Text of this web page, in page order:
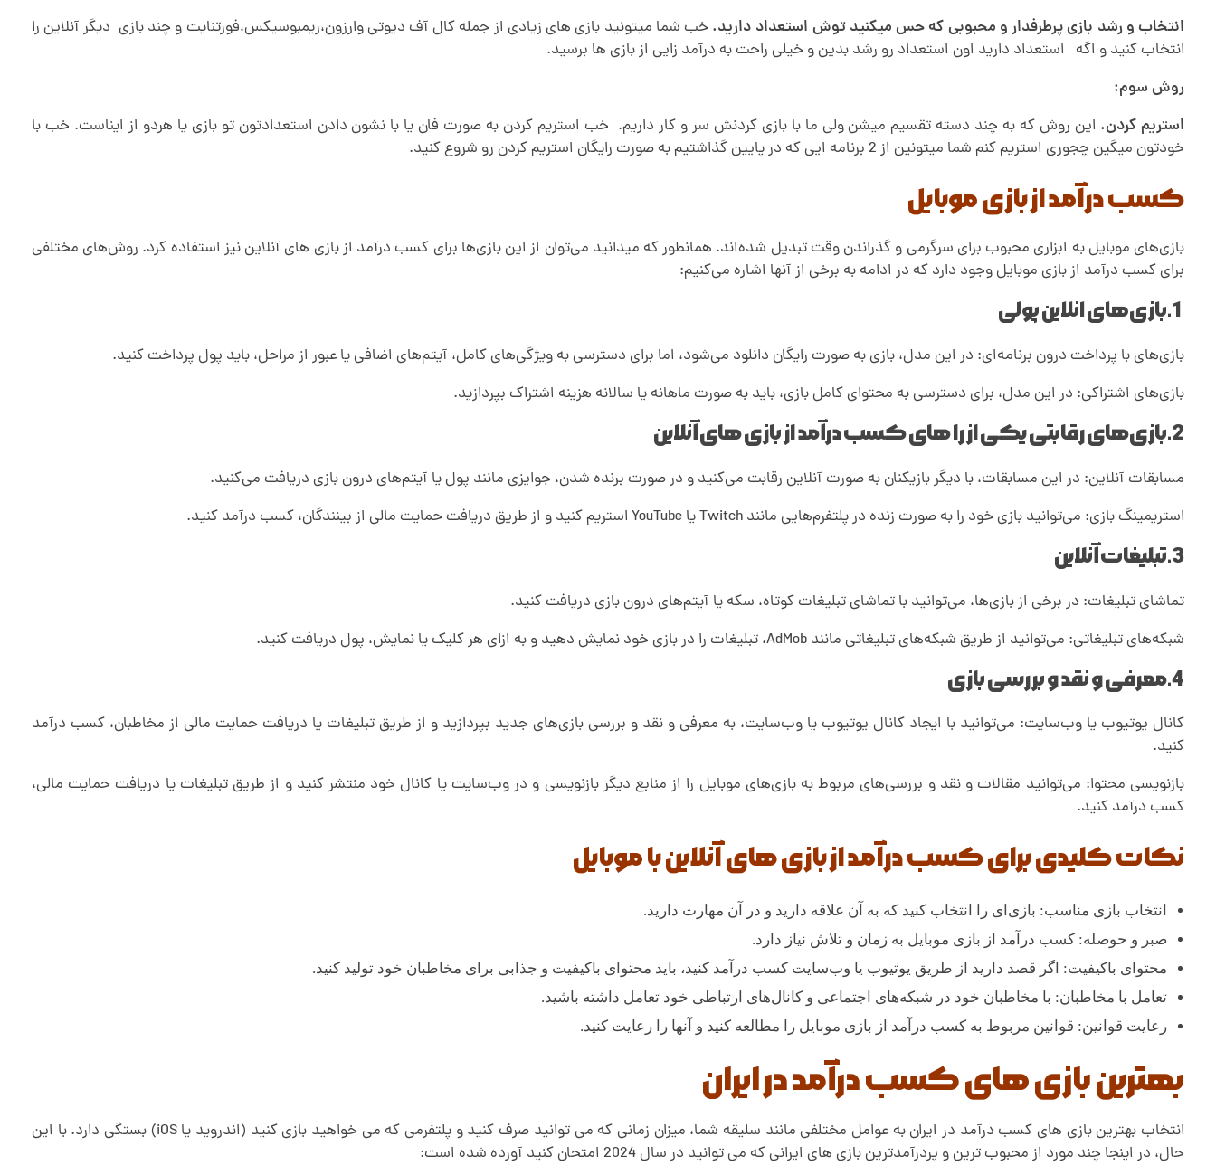
ا
ز
ی
ه
ا
ی
آ
ن
ل
ا
ی
ن
انتخاب و رشد بازی پرطرفدار و محبوبی که حس میکنید توش استعداد دارید. خب شما میتونید بازی های زیادی از جمله کال آف دیوتی وارزون،ریمبوسیکس،فورتنایت و چند بازی دیگر آنلاین را
انتخاب کنید و اگه استعداد دارید اون استعداد رو رشد بدین و خیلی راحت به درآمد زایی از بازی ها برسید.
روش سوم:
استریم کردن. این روش که به چند دسته تقسیم میشن ولی ما با بازی کردنش سر و کار داریم. خب استریم کردن به صورت فان یا با نشون دادن استعدادتون تو بازی یا هردو از ایناست. خب با
خودتون میگین چجوری استریم کنم شما میتونین از 2 برنامه ایی که در پایین گذاشتیم به صورت رایگان استریم کردن رو شروع کنید.
کسب درآمد از بازی موبایل
بازی‌های موبایل به ابزاری محبوب برای سرگرمی و گذراندن وقت تبدیل شده‌اند. همانطور که میدانید می‌توان از این بازی‌ها برای کسب درآمد از بازی های آنلاین نیز استفاده کرد. روش‌های مختلفی
برای کسب درآمد از بازی موبایل وجود دارد که در ادامه به برخی از آنها اشاره می‌کنیم:
1.بازی‌های انلاین پولی
بازی‌های با پرداخت درون برنامه‌ای: در این مدل، بازی به صورت رایگان دانلود می‌شود، اما برای دسترسی به ویژگی‌های کامل، آیتم‌های اضافی یا عبور از مراحل، باید پول پرداخت کنید.
بازی‌های اشتراکی: در این مدل، برای دسترسی به محتوای کامل بازی، باید به صورت ماهانه یا سالانه هزینه اشتراک بپردازید.
2. بازی‌های رقابتی یکی از را های کسب درآمد از بازی های آنلاین
مسابقات آنلاین: در این مسابقات، با دیگر بازیکنان به صورت آنلاین رقابت می‌کنید و در صورت برنده شدن، جوایزی مانند پول یا آیتم‌های درون بازی دریافت می‌کنید.
استریمینگ بازی: می‌توانید بازی خود را به صورت زنده در پلتفرم‌هایی مانند Twitch یا YouTube استریم کنید و از طریق دریافت حمایت مالی از بینندگان، کسب درآمد کنید.
3. تبلیغات آنلاین
تماشای تبلیغات: در برخی از بازی‌ها، می‌توانید با تماشای تبلیغات کوتاه، سکه یا آیتم‌های درون بازی دریافت کنید.
شبکه‌های تبلیغاتی: می‌توانید از طریق شبکه‌های تبلیغاتی مانند AdMob، تبلیغات را در بازی خود نمایش دهید و به ازای هر کلیک یا نمایش، پول دریافت کنید.
4.معرفی و نقد و بررسی بازی
کانال یوتیوب یا وب‌سایت: می‌توانید با ایجاد کانال یوتیوب یا وب‌سایت، به معرفی و نقد و بررسی بازی‌های جدید بپردازید و از طریق تبلیغات یا دریافت حمایت مالی از مخاطبان، کسب درآمد
کنید.
بازنویسی محتوا: می‌توانید مقالات و نقد و بررسی‌های مربوط به بازی‌های موبایل را از منابع دیگر بازنویسی و در وب‌سایت یا کانال خود منتشر کنید و از طریق تبلیغات یا دریافت حمایت مالی،
کسب درآمد کنید.
نکات کلیدی برای کسب درآمد از بازی های آنلاین با موبایل
انتخاب بازی مناسب: بازی‌ای را انتخاب کنید که به آن علاقه دارید و در آن مهارت دارید.
صبر و حوصله: کسب درآمد از بازی موبایل به زمان و تلاش نیاز دارد.
محتوای باکیفیت: اگر قصد دارید از طریق یوتیوب یا وب‌سایت کسب درآمد کنید، باید محتوای باکیفیت و جذابی برای مخاطبان خود تولید کنید.
تعامل با مخاطبان: با مخاطبان خود در شبکه‌های اجتماعی و کانال‌های ارتباطی خود تعامل داشته باشید.
رعایت قوانین: قوانین مربوط به کسب درآمد از بازی موبایل را مطالعه کنید و آنها را رعایت کنید.
بهترین بازی های کسب درآمد در ایران
انتخاب بهترین بازی های کسب درآمد در ایران به عوامل مختلفی مانند سلیقه شما، میزان زمانی که می توانید صرف کنید و پلتفرمی که می خواهید بازی کنید (اندروید یا iOS) بستگی دارد. با این
حال، در اینجا چند مورد از محبوب ترین و پردرآمدترین بازی های ایرانی که می توانید در سال 2024 امتحان کنید آورده شده است: